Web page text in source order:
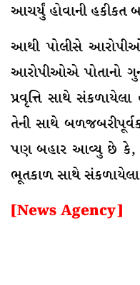
આચર્યું હોવાની હકીકત
આથી પોલીસે
આરોપીઓએ પોતાનો
પ્રવૃત્તિ સાથે
તેની સાથે
પણ બહાર આવ્યુ છે કે,
ભૂતકાળ સાથે
[News Agency]